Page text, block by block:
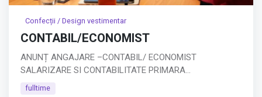
Confecții / Design vestimentar
CONTABIL/ECONOMIST
ANUNȚ ANGAJARE –CONTABIL/ ECONOMIST
SALARIZARE SI CONTABILITATE PRIMARA
Companie: SC GT COMPANY SRL BOTOSANI
fulltime